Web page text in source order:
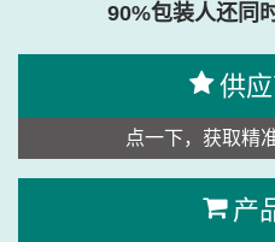
90%包装人还同
供
点一下，获取精
产